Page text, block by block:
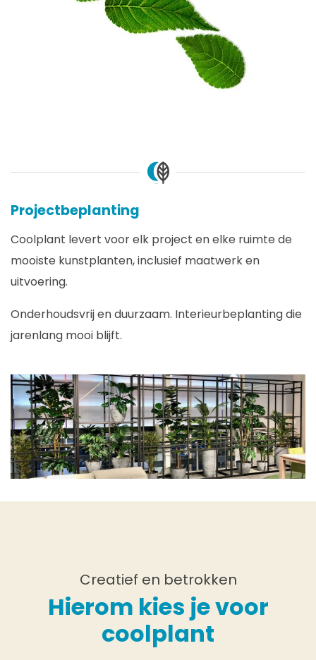
Projectbeplanting
Coolplant levert voor elk project en elke ruimte de
mooiste kunstplanten, inclusief maatwerk en
uitvoering.
Onderhoudsvrij en duurzaam. Interieurbeplanting die
jarenlang mooi blijft.
Creatief en betrokken
Hierom kies je voor
coolplant